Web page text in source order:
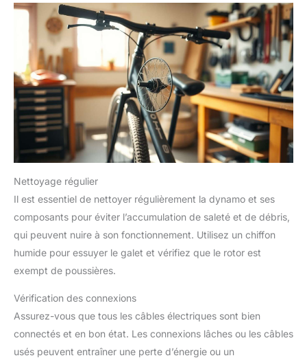
Nettoyage régulier
Il est essentiel de nettoyer régulièrement la dynamo et ses
composants pour éviter l’accumulation de saleté et de débris,
qui peuvent nuire à son fonctionnement. Utilisez un chiffon
humide pour essuyer le galet et vérifiez que le rotor est
exempt de poussières.
Vérification des connexions
Assurez-vous que tous les câbles électriques sont bien
connectés et en bon état. Les connexions lâches ou les câbles
usés peuvent entraîner une perte d’énergie ou un